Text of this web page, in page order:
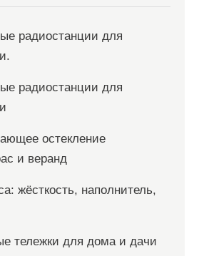
радиостанции для
радиостанции для
остекление
и веранд
жёсткость, наполнитель,
тележки для дома и дачи